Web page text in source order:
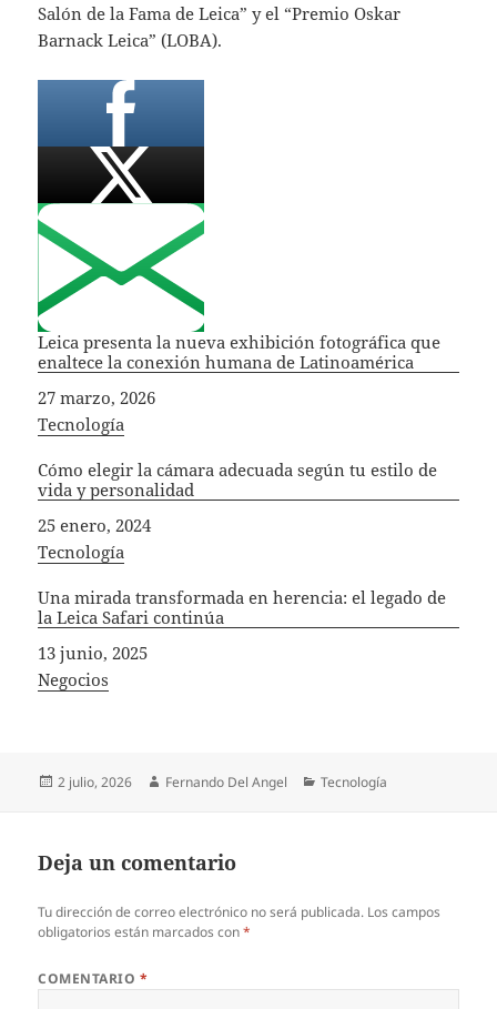
Salón de la Fama de Leica” y el “Premio Oskar
Barnack Leica” (LOBA).
Leica presenta la nueva exhibición fotográfica que
enaltece la conexión humana de Latinoamérica
Fecha
27 marzo, 2026
In relation to
Tecnología
Cómo elegir la cámara adecuada según tu estilo de
vida y personalidad
Fecha
25 enero, 2024
In relation to
Tecnología
Una mirada transformada en herencia: el legado de
la Leica Safari continúa
Fecha
13 junio, 2025
In relation to
Negocios
Publicado
2 julio, 2026 Autor
Fernando Del Angel Categorías
Tecnología
Deja un comentario
Tu dirección de correo electrónico no será publicada. Los campos
obligatorios están marcados con*
COMENTARIO *